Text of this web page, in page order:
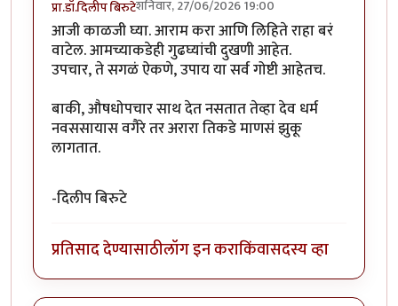
प्रा.डॉ.दिलीप बिरुटेशनिवार, 27/06/2026 19:00
आजी काळजी घ्या. आराम करा आणि लिहिते राहा बरं
वाटेल. आमच्याकडेही गुढघ्यांची दुखणी आहेत.
उपचार, ते सगळं ऐकणे, उपाय या सर्व गोष्टी आहेतच.
बाकी, औषधोपचार साथ देत नसतात तेव्हा देव धर्म
नवससायास वगैरे तर अरारा तिकडे माणसं झुकू
लागतात.
-दिलीप बिरुटे
प्रतिसाद देण्यासाठीलॉग इन कराकिंवासदस्य व्हा